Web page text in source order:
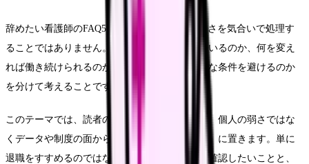
辞めたい看護師のFAQ50時に大切なのは、つらさを気合いで処理す
ることではありません。今の職場で何が起きているのか、何を変え
れば働き続けられるのか、離れるなら次にどんな条件を避けるのか
を分けて考えることです。
このテーマでは、読者の中心を「自分の悩みを、個人の弱さではな
くデータや制度の面から確認したい看護師さん」に置きます。単に
退職をすすめるのではなく、職場を変える前に確認したいことと、